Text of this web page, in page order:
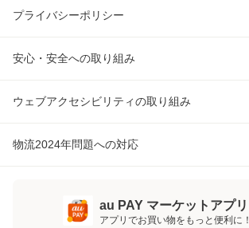
プライバシーポリシー
安心・安全への取り組み
ウェブアクセシビリティの取り組み
物流2024年問題への対応
au PAY マーケットアプリ
アプリでお買い物をもっと便利に！